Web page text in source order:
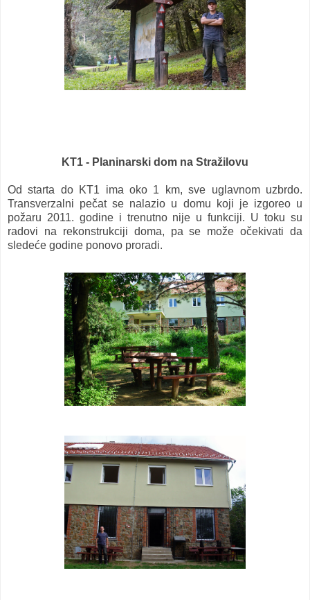
KT1 - Planinarski dom na Stražilovu
Od starta do KT1 ima oko 1 km, sve uglavnom uzbrdo.
Transverzalni pečat se nalazio u domu koji je izgoreo u
požaru 2011. godine i trenutno nije u funkciji. U toku su
radovi na rekonstrukciji doma, pa se može očekivati da
sledeće godine ponovo proradi.